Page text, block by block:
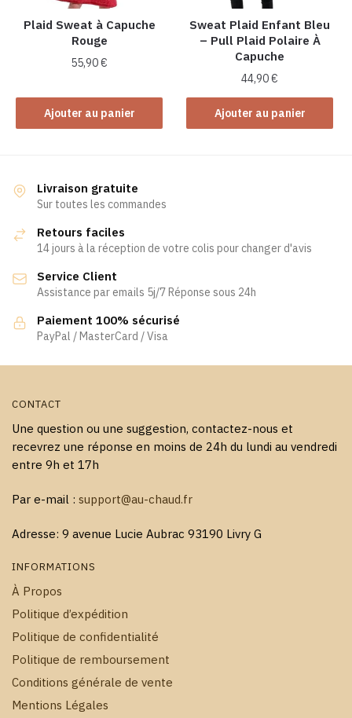
Plaid Sweat à Capuche
Rouge
55,90€
Ajouter au panier
Sweat Plaid Enfant Bleu
– Pull Plaid Polaire À
Capuche
44,90€
Ajouter au panier
Livraison gratuite
Sur toutes les commandes
Retours faciles
14 jours à la réception de votre colis pour changer d'avis
Service Client
Assistance par emails 5j/7 Réponse sous 24h
Paiement 100% sécurisé
PayPal / MasterCard / Visa
CONTACT
Une question ou une suggestion, contactez-nous et
recevrez une réponse en moins de 24h du lundi au vendredi
entre 9h et 17h
Par e-mail : support@au-chaud.fr
Adresse: 9 avenue Lucie Aubrac 93190 Livry G
INFORMATIONS
À Propos
Politique d’expédition
Politique de confidentialité
Politique de remboursement
Conditions générale de vente
Mentions Légales